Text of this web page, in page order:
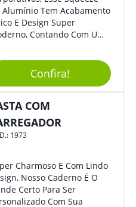
Alumínio Tem Acabamento
E Design Super
Contando Com Uma
Vazamentos. Sem
É Um Brinde Prático
Levará Sua Marca Com
Estilo, Agradando À
Confira!
COM
1973
Charmoso E Com Lindo
Nosso Caderno É O
Certo Para Ser
Com Sua